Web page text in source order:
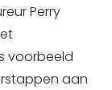
Perry
voorbeeld
aan